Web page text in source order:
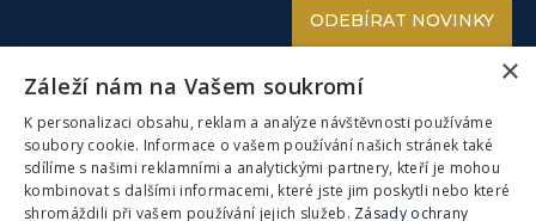
ODEBÍRAT NOVINKY
ZŮSTAŇME VE SPOJENÍ:
TEL: 840 85 86 87
×
Záleží nám na Vašem soukromí
K personalizaci obsahu, reklam a analýze návštěvnosti používáme
soubory cookie. Informace o vašem používání našich stránek také
sdílíme s našimi reklamními a analytickými partnery, kteří je mohou
kombinovat s dalšími informacemi, které jste jim poskytli nebo které
shromáždili při vašem používání jejich služeb. Zásady ochrany